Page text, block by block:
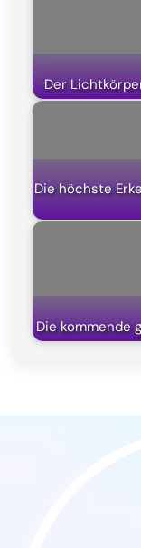
Der
Die höchste
Die kommende